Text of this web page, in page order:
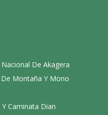
De Akagera
Montaña Y Mono
Caminata Dian